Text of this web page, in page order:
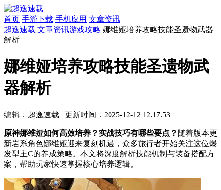
首页 手游下载 手机应用 文章资讯
超逸速载 文章资讯游戏攻略 娜维娅培养攻略技能圣遗物武器
解析
娜维娅培养攻略技能圣遗物武
器解析
编辑：超逸速载 | 更新时间：2025-12-12 12:17:53
原神娜维娅如何高效培养？实战技巧有哪些要点？ 随着版本更
新岩系角色娜维娅迎来复刻机遇，众多旅行者开始关注这位爆
发型主C的养成策略。本文将深度解析技能机制与装备搭配方
案，帮助玩家快速掌握核心培养逻辑。